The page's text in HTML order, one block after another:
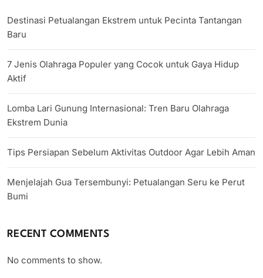
Destinasi Petualangan Ekstrem untuk Pecinta Tantangan
Baru
7 Jenis Olahraga Populer yang Cocok untuk Gaya Hidup
Aktif
Lomba Lari Gunung Internasional: Tren Baru Olahraga
Ekstrem Dunia
Tips Persiapan Sebelum Aktivitas Outdoor Agar Lebih Aman
Menjelajah Gua Tersembunyi: Petualangan Seru ke Perut
Bumi
RECENT COMMENTS
No comments to show.